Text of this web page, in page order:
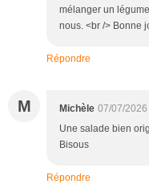
mélanger un
nous. <br /> Bonne
Répondre
M Michèle 07/07/2026
Une salade bien
Bisous
Répondre